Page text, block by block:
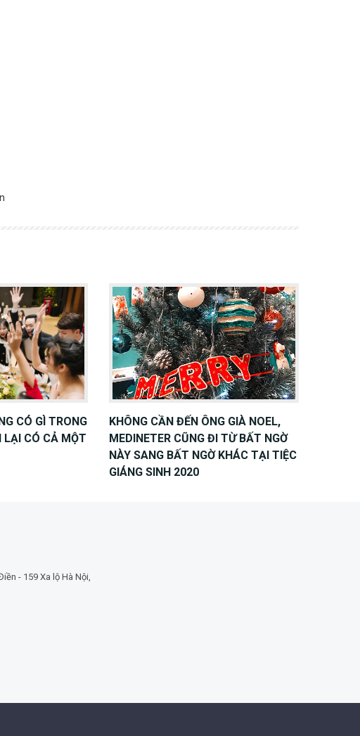
CÓ GÌ TRONG
LẠI CÓ CẢ MỘT
KHÔNG CẦN ĐẾN ÔNG GIÀ NOEL,
MEDINETER CŨNG ĐI TỪ BẤT NGỜ
NÀY SANG BẤT NGỜ KHÁC TẠI TIỆC
GIÁNG SINH 2020
- 159 Xa lộ Hà Nội,